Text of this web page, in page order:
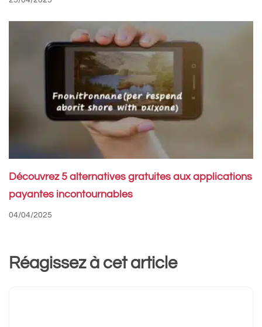
Découvrez 5 alternatives gratuites aux applications
payantes incontournables
04/04/2025
Réagissez à cet article